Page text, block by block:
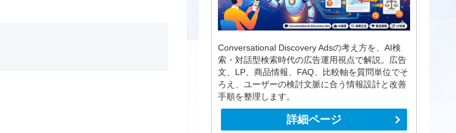
Conversational Discovery Adsの考え方を、AI検
索・対話型検索時代の広告運用視点で解説。広告
文、LP、商品情報、FAQ、比較軸を質問単位でそ
ろえ、ユーザーの検討文脈に合う情報設計と改善
手順を整理します。
詳細ページ